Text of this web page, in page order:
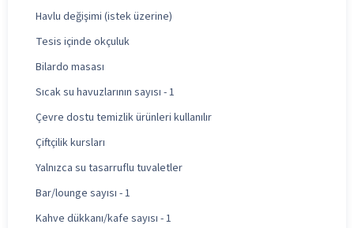
Havlu değişimi (istek üzerine)
Tesis içinde okçuluk
Bilardo masası
Sıcak su havuzlarının sayısı - 1
Çevre dostu temizlik ürünleri kullanılır
Çiftçilik kursları
Yalnızca su tasarruflu tuvaletler
Bar/lounge sayısı - 1
Kahve dükkanı/kafe sayısı - 1